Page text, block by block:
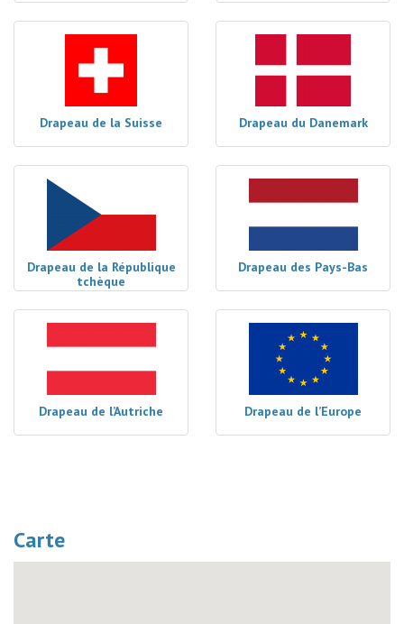
Drapeau de la Suisse Drapeau du Danemark
Drapeau de la République
tchèque
Drapeau des Pays-Bas
Drapeau de l’Autriche Drapeau de l’Europe
Carte